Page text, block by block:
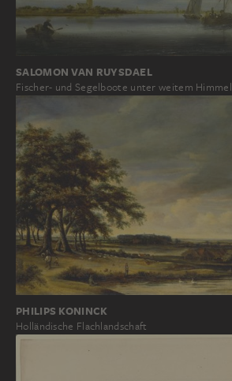
SALOMON VAN RUYSDAEL
Fischer- und Segelboote unter weitem Himmel
PHILIPS KONINCK
Holländische Flachlandschaft